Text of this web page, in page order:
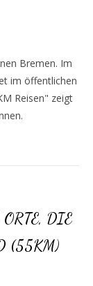
Bremen. Im
im öffentlichen
Reisen" zeigt
DIE
(55KM)